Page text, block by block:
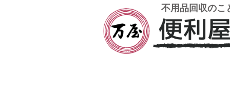
不用品回収のこ